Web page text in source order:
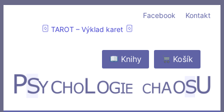
Kontakt
Facebook
TAROT – Výklad karet
Košík
Knihy